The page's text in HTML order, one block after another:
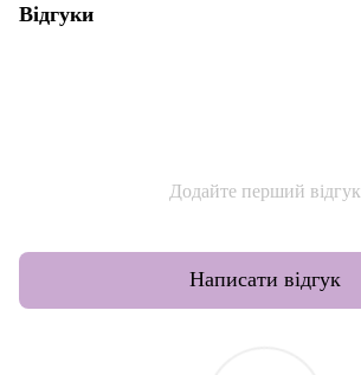
Відгуки
Додайте перший відгук
Написати відгук